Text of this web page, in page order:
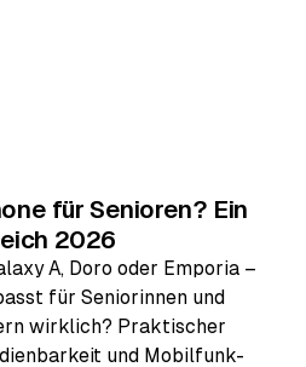
für Senioren? Ein
2026
A, Doro oder Emporia –
für Seniorinnen und
wirklich? Praktischer
und Mobilfunk-